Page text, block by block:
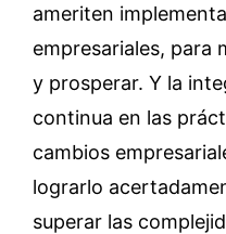
ameriten
empresariales, para
y prosperar. Y la
continua en las
cambios
lograrlo
superar las